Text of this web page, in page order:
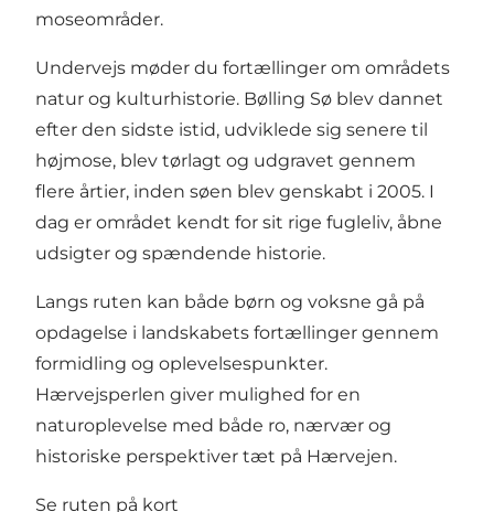
moseområder.
Undervejs møder du fortællinger om områdets
natur og kulturhistorie. Bølling Sø blev dannet
efter den sidste istid, udviklede sig senere til
højmose, blev tørlagt og udgravet gennem
flere årtier, inden søen blev genskabt i 2005. I
dag er området kendt for sit rige fugleliv, åbne
udsigter og spændende historie.
Langs ruten kan både børn og voksne gå på
opdagelse i landskabets fortællinger gennem
formidling og oplevelsespunkter.
Hærvejsperlen giver mulighed for en
naturoplevelse med både ro, nærvær og
historiske perspektiver tæt på Hærvejen.
Se ruten på kort